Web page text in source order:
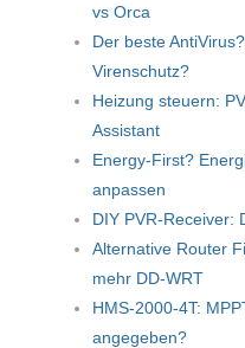
vs Orca
Der beste
Virenschutz?
Heizung steuern:
Assistant
Energy-First?
anpassen
DIY PVR-Receiver:
Alternative Router
mehr DD-WRT
HMS-2000-4T:
angegeben?